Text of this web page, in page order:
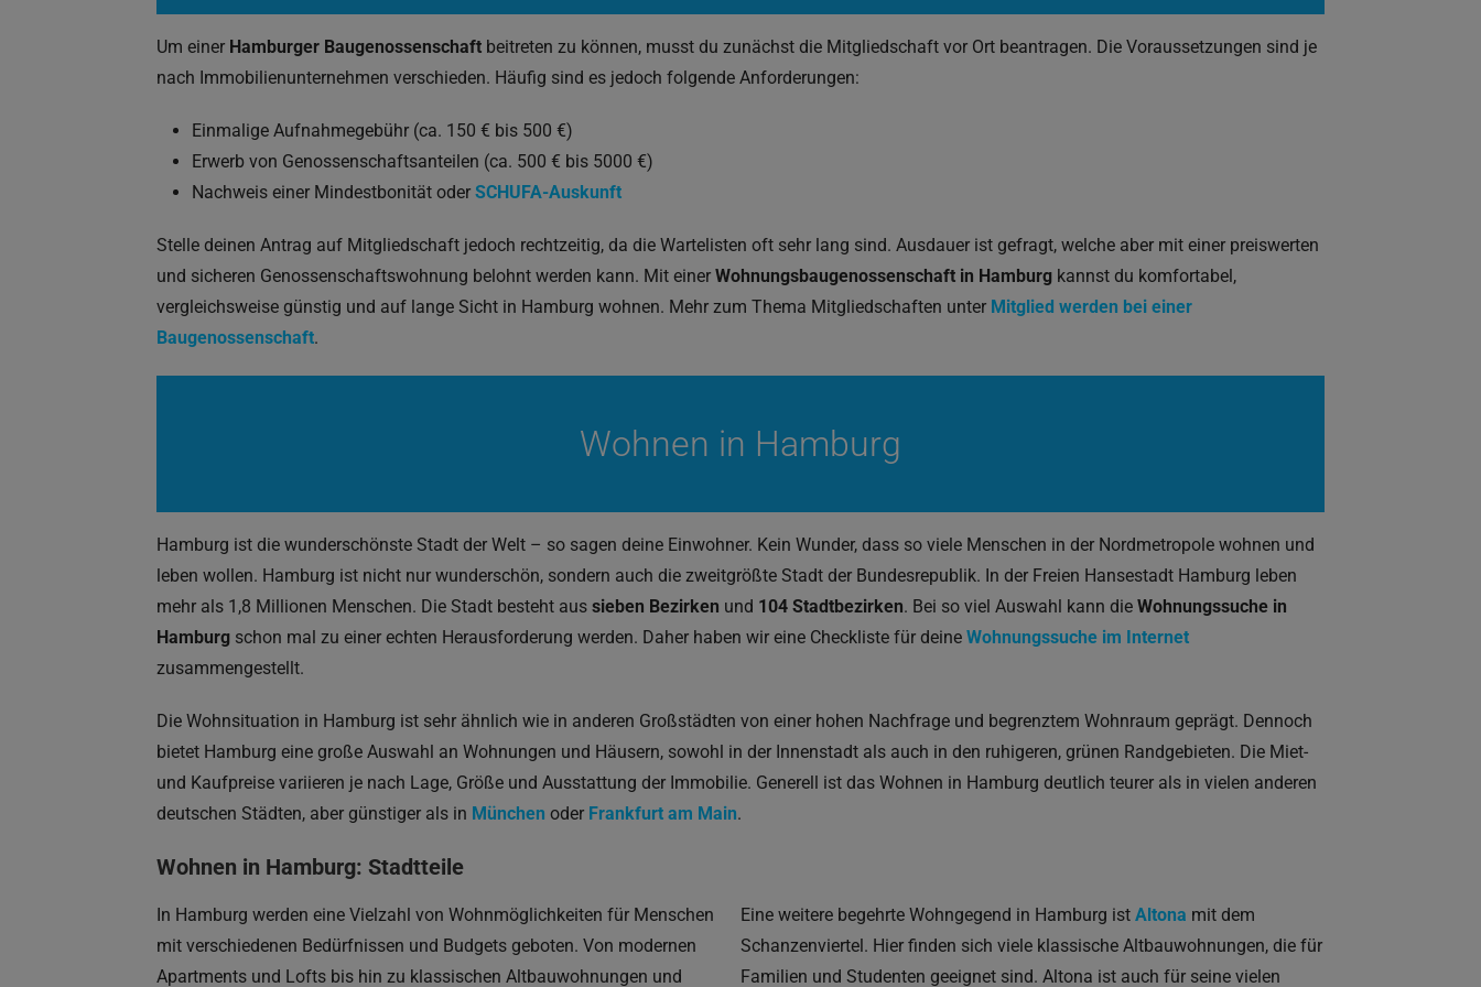
Um einer Hamburger Baugenossenschaft beitreten zu können, musst du zunächst die Mitgliedschaft vor Ort beantragen. Die Voraussetzungen sind je
nach Immobilienunternehmen verschieden. Häufig sind es jedoch folgende Anforderungen:
Einmalige Aufnahmegebühr (ca. 150 € bis 500 €)
Erwerb von Genossenschaftsanteilen (ca. 500 € bis 5000 €)
Nachweis einer Mindestbonität oder SCHUFA-Auskunft
Stelle deinen Antrag auf Mitgliedschaft jedoch rechtzeitig, da die Wartelisten oft sehr lang sind. Ausdauer ist gefragt, welche aber mit einer preiswerten
und sicheren Genossenschaftswohnung belohnt werden kann. Mit einer Wohnungsbaugenossenschaft in Hamburg kannst du komfortabel,
vergleichsweise günstig und auf lange Sicht in Hamburg wohnen. Mehr zum Thema Mitgliedschaften unter Mitglied werden bei einer
Baugenossenschaft.
Wohnen in Hamburg
Hamburg ist die wunderschönste Stadt der Welt – so sagen deine Einwohner. Kein Wunder, dass so viele Menschen in der Nordmetropole wohnen und
leben wollen. Hamburg ist nicht nur wunderschön, sondern auch die zweitgrößte Stadt der Bundesrepublik. In der Freien Hansestadt Hamburg leben
mehr als 1,8 Millionen Menschen. Die Stadt besteht aus sieben Bezirken und 104 Stadtbezirken. Bei so viel Auswahl kann die Wohnungssuche in
Hamburg schon mal zu einer echten Herausforderung werden. Daher haben wir eine Checkliste für deine Wohnungssuche im Internet
zusammengestellt.
Die Wohnsituation in Hamburg ist sehr ähnlich wie in anderen Großstädten von einer hohen Nachfrage und begrenztem Wohnraum geprägt. Dennoch
bietet Hamburg eine große Auswahl an Wohnungen und Häusern, sowohl in der Innenstadt als auch in den ruhigeren, grünen Randgebieten. Die Miet-
und Kaufpreise variieren je nach Lage, Größe und Ausstattung der Immobilie. Generell ist das Wohnen in Hamburg deutlich teurer als in vielen anderen
deutschen Städten, aber günstiger als in München oder Frankfurt am Main.
Wohnen in Hamburg: Stadtteile
In Hamburg werden eine Vielzahl von Wohnmöglichkeiten für Menschen
mit verschiedenen Bedürfnissen und Budgets geboten. Von modernen
Apartments und Lofts bis hin zu klassischen Altbauwohnungen und
Eine weitere begehrte Wohngegend in Hamburg ist Altona mit dem
Schanzenviertel. Hier finden sich viele klassische Altbauwohnungen, die für
Familien und Studenten geeignet sind. Altona ist auch für seine vielen